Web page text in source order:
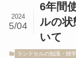
6年間
ルの状
いて
2024
5/04
ランドセルの知識・雑学